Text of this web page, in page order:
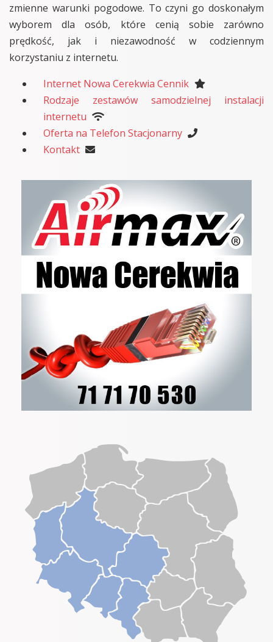
zmienne warunki pogodowe. To czyni go doskonałym
wyborem dla osób, które cenią sobie zarówno
prędkość, jak i niezawodność w codziennym
korzystaniu z internetu.
Internet Nowa Cerekwia Cennik
Rodzaje zestawów samodzielnej instalacji
internetu
Oferta na Telefon Stacjonarny
Kontakt